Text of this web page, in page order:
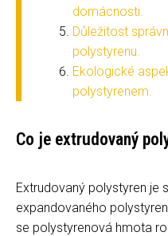
domácnosti.
Důležitost
polystyrenu.
Ekologické
polystyrenem.
Co je extrudovaný
Extrudovaný polystyren je
expandovaného
se polystyrenová hmota